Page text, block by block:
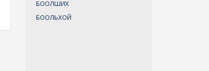
БООЛШИХ
БООЛЬХОЙ